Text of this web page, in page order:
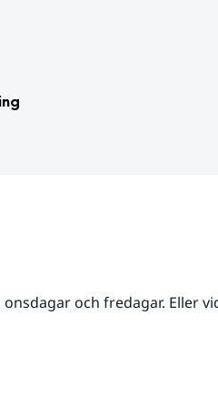
och fredagar. Eller